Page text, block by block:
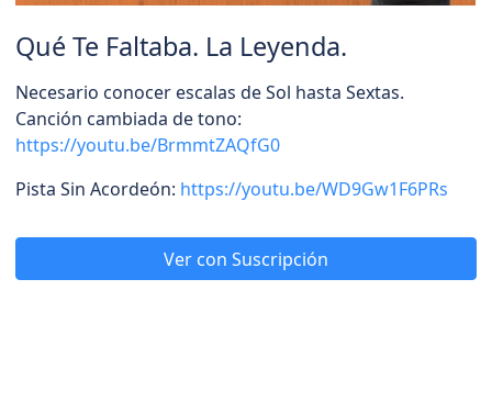
Qué Te Faltaba. La Leyenda.
Necesario conocer escalas de Sol hasta Sextas.
Canción cambiada de tono:
https://youtu.be/BrmmtZAQfG0
Pista Sin Acordeón: https://youtu.be/WD9Gw1F6PRs
Ver con Suscripción